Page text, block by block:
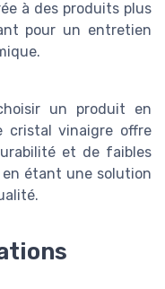
à des produits plus
pour un entretien
un produit en
cristal vinaigre offre
et de faibles
étant une solution